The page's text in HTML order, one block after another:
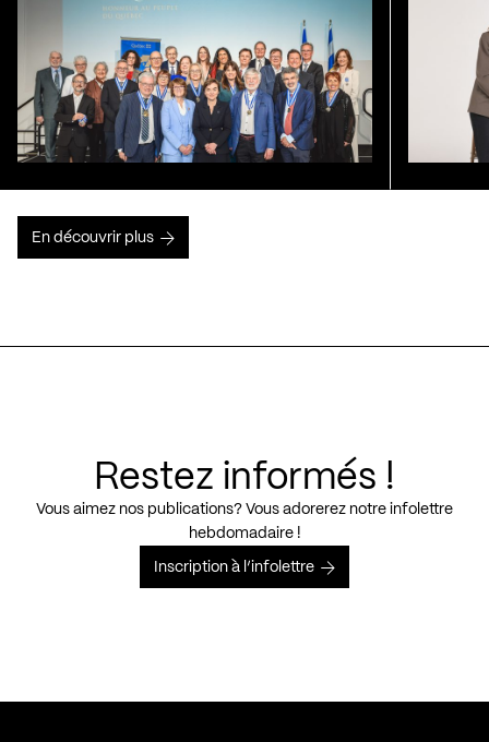
En découvrir plus
Restez informés !
Vous aimez nos publications? Vous adorerez notre infolettre
hebdomadaire !
Inscription à l’infolettre